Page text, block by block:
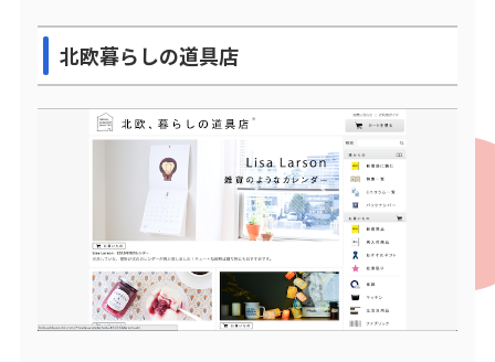
北欧暮らしの道具店